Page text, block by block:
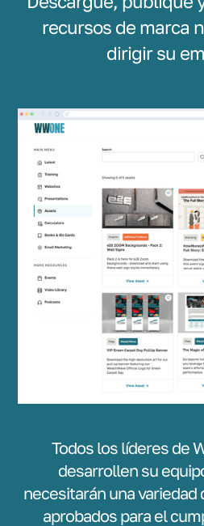
recursos de marca
dirigir su
Todos los líderes de
desarrollen su
necesitarán una variedad
aprobados para el